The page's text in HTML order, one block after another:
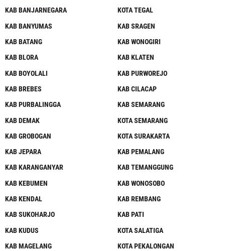
KAB BANJARNEGARA
KAB BANYUMAS
KAB BATANG
KAB BLORA
KAB BOYOLALI
KAB BREBES
KAB PURBALINGGA
KAB DEMAK
KAB GROBOGAN
KAB JEPARA
KAB KARANGANYAR
KAB KEBUMEN
KAB KENDAL
KAB SUKOHARJO
KAB KUDUS
KAB MAGELANG
KOTA TEGAL
KAB SRAGEN
KAB WONOGIRI
KAB KLATEN
KAB PURWOREJO
KAB CILACAP
KAB SEMARANG
KOTA SEMARANG
KOTA SURAKARTA
KAB PEMALANG
KAB TEMANGGUNG
KAB WONOSOBO
KAB REMBANG
KAB PATI
KOTA SALATIGA
KOTA PEKALONGAN